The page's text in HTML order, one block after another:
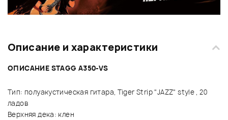
Описание и характеристики
ОПИСАНИЕ STAGG A350-VS
Тип: полуакустическая гитара, Tiger Strip "JAZZ" style , 20
ладов
Верхняя дека: клен